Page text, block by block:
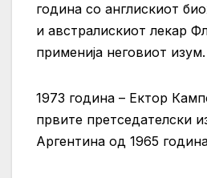
година со англискиот
и австралискиот лекар
применија неговиот изум.
1973 година – Ектор
првите претседателски
Аргентина од 1965